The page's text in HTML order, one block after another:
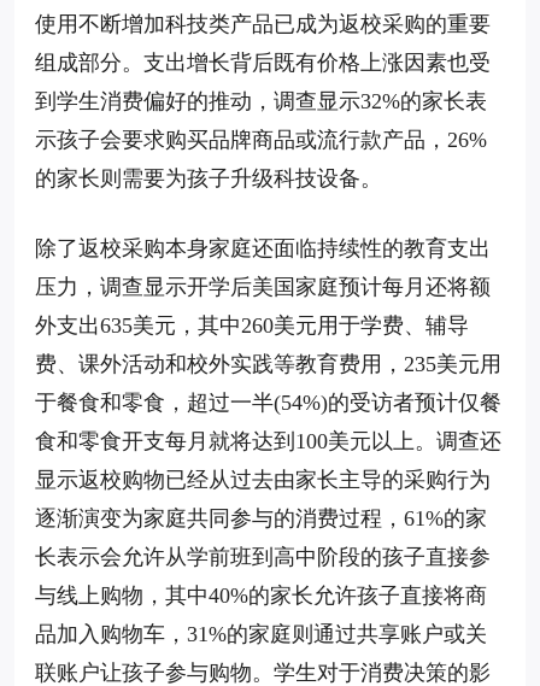
使用不断增加科技类产品已成为返校采购的重要
组成部分。支出增长背后既有价格上涨因素也受
到学生消费偏好的推动，调查显示32%的家长表
示孩子会要求购买品牌商品或流行款产品，26%
的家长则需要为孩子升级科技设备。
除了返校采购本身家庭还面临持续性的教育支出
压力，调查显示开学后美国家庭预计每月还将额
外支出635美元，其中260美元用于学费、辅导
费、课外活动和校外实践等教育费用，235美元用
于餐食和零食，超过一半(54%)的受访者预计仅餐
食和零食开支每月就将达到100美元以上。调查还
显示返校购物已经从过去由家长主导的采购行为
逐渐演变为家庭共同参与的消费过程，61%的家
长表示会允许从学前班到高中阶段的孩子直接参
与线上购物，其中40%的家长允许孩子直接将商
品加入购物车，31%的家庭则通过共享账户或关
联账户让孩子参与购物。学生对于消费决策的影